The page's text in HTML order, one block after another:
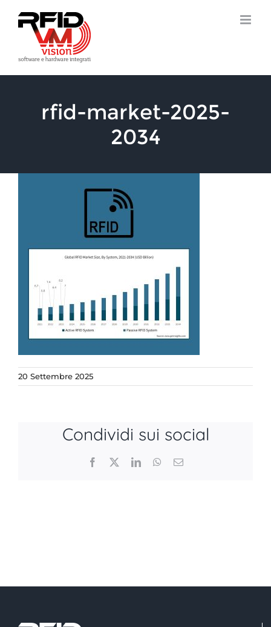
contenuto
rfid-market-2025-
2034
20 Settembre 2025
Condividi sui social
Facebook LinkedInWhatsApp
Email